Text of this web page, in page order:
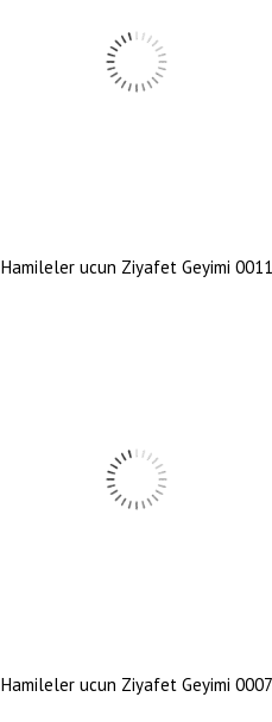
Hamileler ucun Ziyafet Geyimi 0011
Hamileler ucun Ziyafet Geyimi 0007